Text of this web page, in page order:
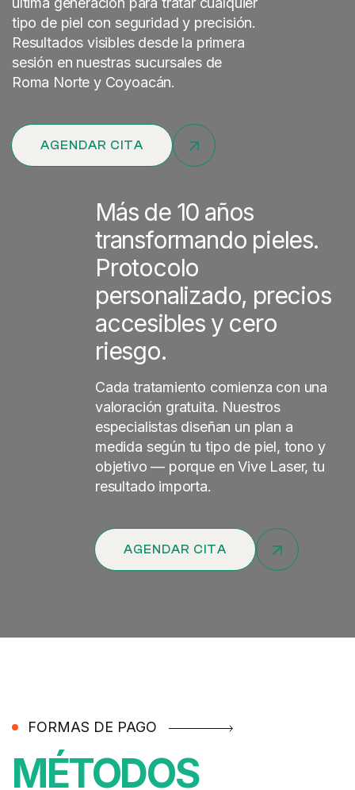
tipo de piel con seguridad y precisión.
Resultados visibles desde la primera
sesión en nuestras sucursales de
Roma Norte y Coyoacán.
AGENDAR CITA
Más de 10 años
transformando pieles.
Protocolo
personalizado, precios
accesibles y cero
riesgo.
Cada tratamiento comienza con una
valoración gratuita. Nuestros
especialistas diseñan un plan a
medida según tu tipo de piel, tono y
objetivo — porque en Vive Laser, tu
resultado importa.
AGENDAR CITA
FORMAS DE PAGO
MÉTODOS